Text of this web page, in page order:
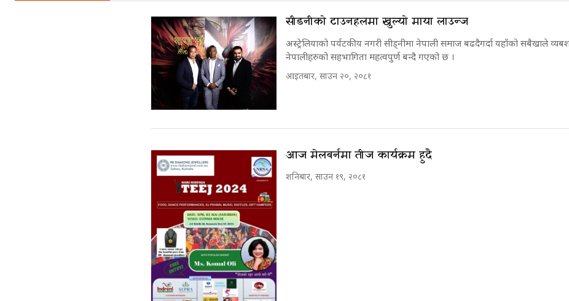
सीडनीको टाउनहलमा खुल्यो माया लाउन्ज
अस्ट्रेलियाको पर्यटकीय नगरी सीड्नीमा नेपाली समाज बढदैगर्दा यहाँको सबैखाले
नेपालीहरुको सहभागिता महत्वपुर्ण बन्दै गएको छ ।
आइतबार, साउन २०, २०८१
आज मेलबर्नमा तीज कार्यक्रम हुदै
शनिबार, साउन १९, २०८१